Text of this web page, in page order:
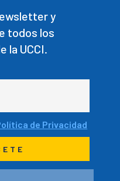
y
todos los
la UCCI.
de Privacidad